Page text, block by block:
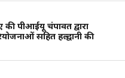
पीआईयू चंपावत द्वारा
सहित हल्द्वानी की